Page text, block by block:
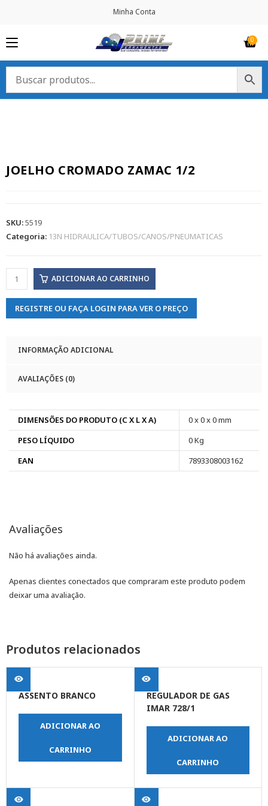
Minha Conta
JOELHO CROMADO ZAMAC 1/2
SKU:5519
Categoria: 13N HIDRAULICA/TUBOS/CANOS/PNEUMATICAS
ADICIONAR AO CARRINHO
REGISTRE OU FAÇA LOGIN PARA VER O PREÇO
INFORMAÇÃO ADICIONAL
AVALIAÇÕES (0)
DIMENSÕES DO PRODUTO (C X L X A)
0 x 0 x 0 mm
PESO LÍQUIDO
0 Kg
EAN
7893308003162
Avaliações
Não há avaliações ainda.
Apenas clientes conectados que compraram este produto podem
deixar uma avaliação.
Produtos relacionados
ASSENTO BRANCO
ADICIONAR AO
CARRINHO
REGULADOR DE GAS
IMAR 728/1
ADICIONAR AO
CARRINHO